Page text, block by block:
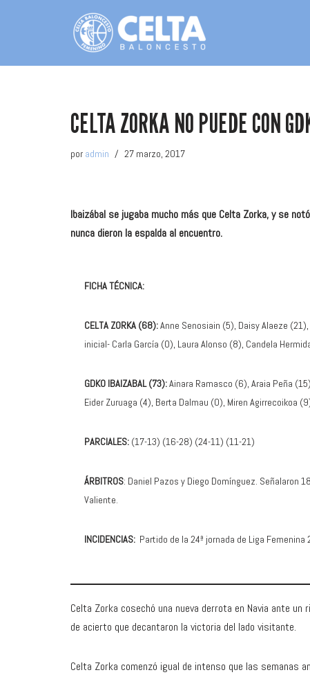
CELTA ZORKA NO PUEDE CON
por admin 27 marzo, 2017
Ibaizábal se jugaba mucho más que Celta Zorka, y se
nunca dieron la espalda al encuentro.
FICHA TÉCNICA:
CELTA ZORKA (68):Anne Senosiain (5), Daisy Alaeze
inicial- Carla García (0), Laura Alonso (8), Candela
GDKO IBAIZABAL (73):Ainara Ramasco (6), Araia Peña
Eider Zuruaga (4), Berta Dalmau (0), Miren Agirrecoikoa
PARCIALES: (17-13) (16-28) (24-11) (11-21)
ÁRBITROS: Daniel Pazos y Diego Domínguez. Señalaron
Valiente.
INCIDENCIAS: Partido de la 24ª jornada de Liga
Celta Zorka cosechó una nueva derrota en Navia ante
de acierto que decantaron la victoria del lado visitante.
Celta Zorka comenzó igual de intenso que las semanas